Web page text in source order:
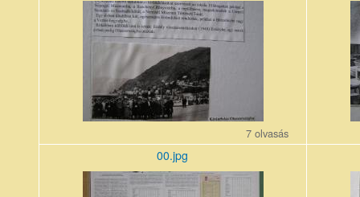
7 olvasás
00.jpg
00_1.jpg